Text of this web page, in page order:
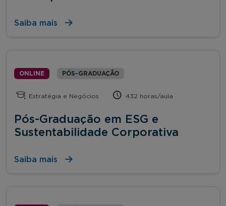
Saiba mais
ONLINE PÓS-GRADUAÇÃO
Estratégia e Negócios 432 horas/aula
Pós-Graduação em ESG e
Sustentabilidade Corporativa
Saiba mais